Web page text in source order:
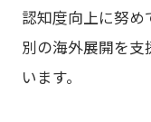
認知度向上に努め
別の海外展開を支
います。